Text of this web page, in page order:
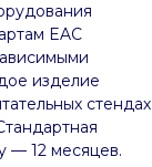
EAC
изделие
стендах
— 12 месяцев.